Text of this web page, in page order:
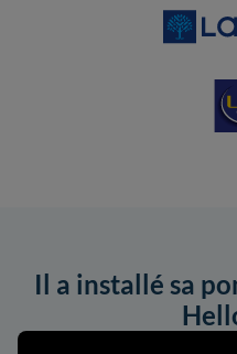
Il a installé sa